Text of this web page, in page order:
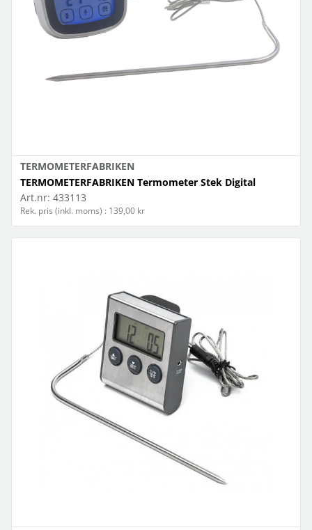
TERMOMETERFABRIKEN
TERMOMETERFABRIKEN Termometer Stek Digital
Art.nr: 433113
Rek. pris (inkl. moms) : 139,00 kr